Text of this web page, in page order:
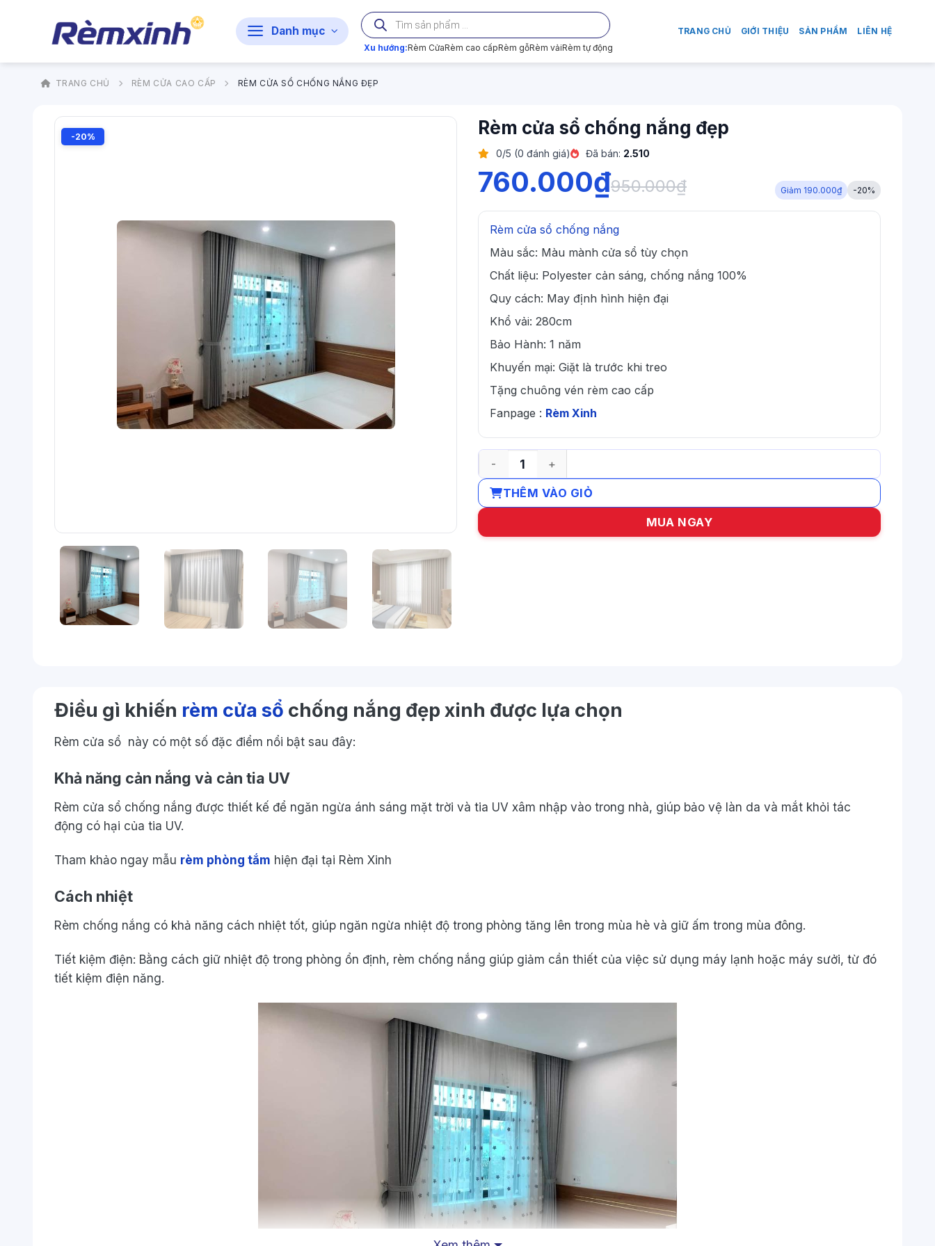
dung
Danh mục
Tìm
kiếm
sản
phẩm
Xu hướng:Rèm CửaRèm cao cấpRèm gỗRèm vảiRèm tự động
TRANG CHỦ GIỚI THIỆU SẢN PHẨM LIÊN HỆ
TRANG CHỦ RÈM CỬA CAO CẤP RÈM CỬA SỔ CHỐNG NẮNG ĐẸP
-20% Rèm cửa sổ chống nắng đẹp
0/5 (0 đánh giá) Đã bán: 2.510
760.000₫950.000₫ Giảm 190.000₫ -20%
Rèm cửa sổ chống nắng
Màu sắc: Màu mành cửa sổ tùy chọn
Chất liệu: Polyester cản sáng, chống nắng 100%
Quy cách: May định hình hiện đại
Khổ vải: 280cm
Bảo Hành: 1 năm
Khuyến mại: Giặt là trước khi treo
Tặng chuông vén rèm cao cấp
Fanpage : Rèm Xinh
Rèm cửa sổ chống nắng đẹp số lượng
THÊM VÀO GIỎ
MUA NGAY
Điều gì khiến rèm cửa sổ chống nắng đẹp xinh được lựa chọn
Rèm cửa sổ này có một số đặc điểm nổi bật sau đây:
Khả năng cản nắng và cản tia UV
Rèm cửa sổ chống nắng được thiết kế để ngăn ngừa ánh sáng mặt trời và tia UV xâm nhập vào trong nhà, giúp bảo vệ làn da và mắt khỏi tác
động có hại của tia UV.
Tham khảo ngay mẫu rèm phòng tắm hiện đại tại Rèm Xinh
Cách nhiệt
Rèm chống nắng có khả năng cách nhiệt tốt, giúp ngăn ngừa nhiệt độ trong phòng tăng lên trong mùa hè và giữ ấm trong mùa đông.
Tiết kiệm điện: Bằng cách giữ nhiệt độ trong phòng ổn định, rèm chống nắng giúp giảm cần thiết của việc sử dụng máy lạnh hoặc máy sưởi, từ đó
tiết kiệm điện năng.